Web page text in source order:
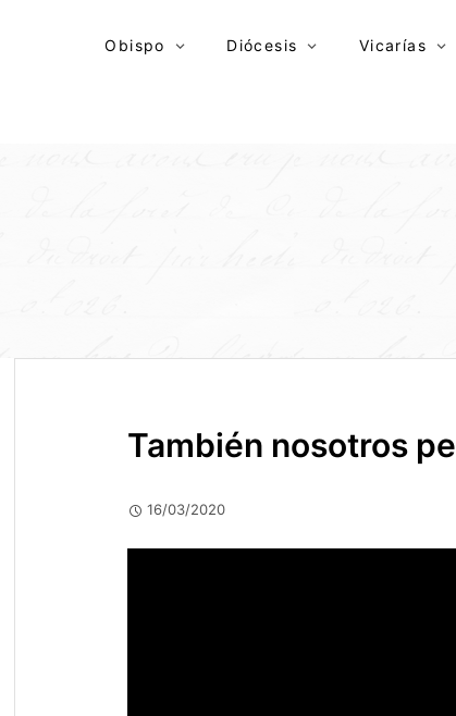
Obispo Diócesis Vicarías
También nosotros
16/03/2020